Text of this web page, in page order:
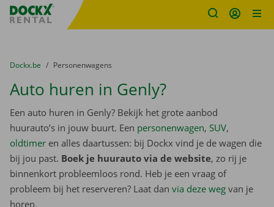
Fratello DEMO
U bevindt zich hier:
van
Dockx.be naar
Personenwagens
Auto huren in Genly?
Een auto huren in Genly? Bekijk het grote aanbod
huurauto’s in jouw buurt. Een personenwagen, SUV,
oldtimer en alles daartussen: bij Dockx vind je de wagen die
bij jou past. Boek je huurauto via de website, zo rij je
binnenkort probleemloos rond. Heb je een vraag of
probleem bij het reserveren? Laat dan via deze weg van je
horen.